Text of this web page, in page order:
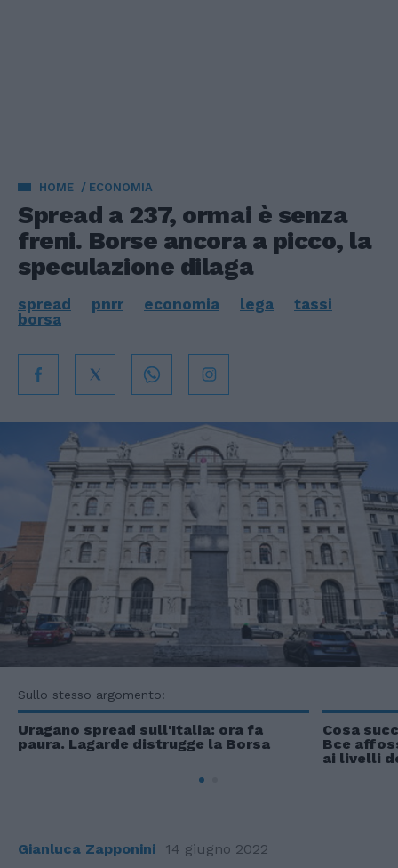
HOME ECONOMIA
Spread a 237, ormai è senza
freni. Borse ancora a picco, la
speculazione dilaga
spread pnrr economia lega
tassi
borsa
Sullo stesso argomento:
Uragano spread sull'Italia: ora fa
paura. Lagarde distrugge la Borsa
Cosa
Bce
ai livelli
Gianluca Zapponini 14 giugno 2022